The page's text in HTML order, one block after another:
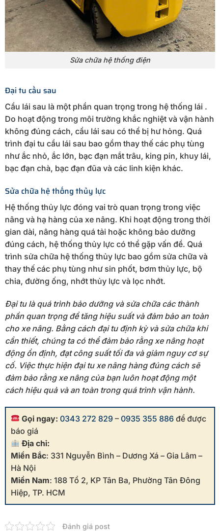
Sửa chữa hệ thống điện
Đại tu cầu sau
Cầu lái sau là một phần quan trọng trong hệ thống lái .
Do hoạt động trong môi trường khắc nghiệt và vận hành
không đúng cách, cầu lái sau có thể bị hư hỏng. Quá
trình đại tu cầu lái sau bao gồm thay thế các phụ tùng
như ắc nhỏ, ắc lớn, bạc đạn mắt trâu, king pin, khuy lái,
bạc đạn chà, bạc đạn đũa và các linh kiện khác.
Sửa chữa hệ thống thủy lực
Hệ thống thủy lực đóng vai trò quan trọng trong việc
nâng và hạ hàng của xe nâng. Khi hoạt động trong thời
gian dài, nâng hàng quá tải hoặc không bảo dưỡng
đúng cách, hệ thống thủy lực có thể gặp vấn đề. Quá
trình sửa chữa hệ thống thủy lực bao gồm sửa chữa và
thay thế các phụ tùng như sin phốt, bơm thủy lực, bộ
chia, đường ống, nhớt thủy lực và lọc nhớt.
Đại tu là quá trình bảo dưỡng và sửa chữa các thành
phần quan trọng để tăng hiệu suất và đảm bảo an toàn
cho xe nâng. Bằng cách đại tu định kỳ và sửa chữa khi
cần thiết, chúng ta có thể đảm bảo rằng xe nâng hoạt
động ổn định, đạt công suất tối đa và giảm nguy cơ sự
cố. Việc thực hiện đại tu xe nâng hàng đúng cách sẽ
đảm bảo rằng xe nâng của bạn luôn hoạt động một
cách hiệu quả và an toàn trong quá trình vận hành.
Gọi ngay: 0343 272 829 –0935 355 886 để được
báo giá
Địa chỉ:
Miền Bắc: 331 Nguyễn Bình – Dương Xá – Gia Lâm –
Hà Nội
Miền Nam: 188 Tổ 2, KP Tân Ba, Phường Tân Đông
Hiệp, TP. HCM
Đánh giá post